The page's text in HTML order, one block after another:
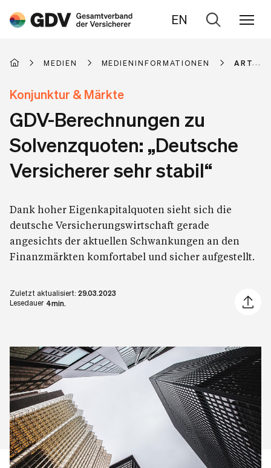
EN
Zur
MEDIEN MEDIENINFORMATIONEN
Konjunktur & Märkte
GDV-Berechnungen zu
Solvenzquoten: „Deutsche
Versicherer sehr stabil“
Dank hoher Eigenkapitalquoten sieht sich die
deutsche Versicherungswirtschaft gerade
angesichts der aktuellen Schwankungen an den
Finanzmärkten komfortabel und sicher aufgestellt.
Zuletzt aktualisiert: 29.03.2023
Lesedauer 4min.
Artikel